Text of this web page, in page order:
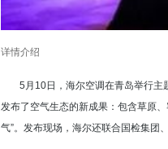
详情介绍
5月10日，海尔空调在青岛举行主
发布了空气生态的新成果：包含草原
气”。发布现场，海尔还联合国检集团